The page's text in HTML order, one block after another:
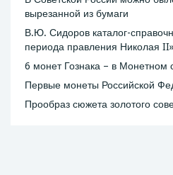
вырезанной из бумаги
В.Ю. Сидоров каталог-
периода правления Николая
6 монет Гознака – в Монетном
Первые монеты Российской
Прообраз сюжета золотого